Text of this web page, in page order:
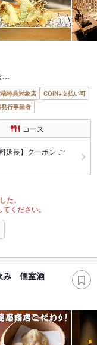
…
特典対象店
COIN+支払い可
行事業者
コース
延長】クーポン ご
た。
ください。
み 個室酒